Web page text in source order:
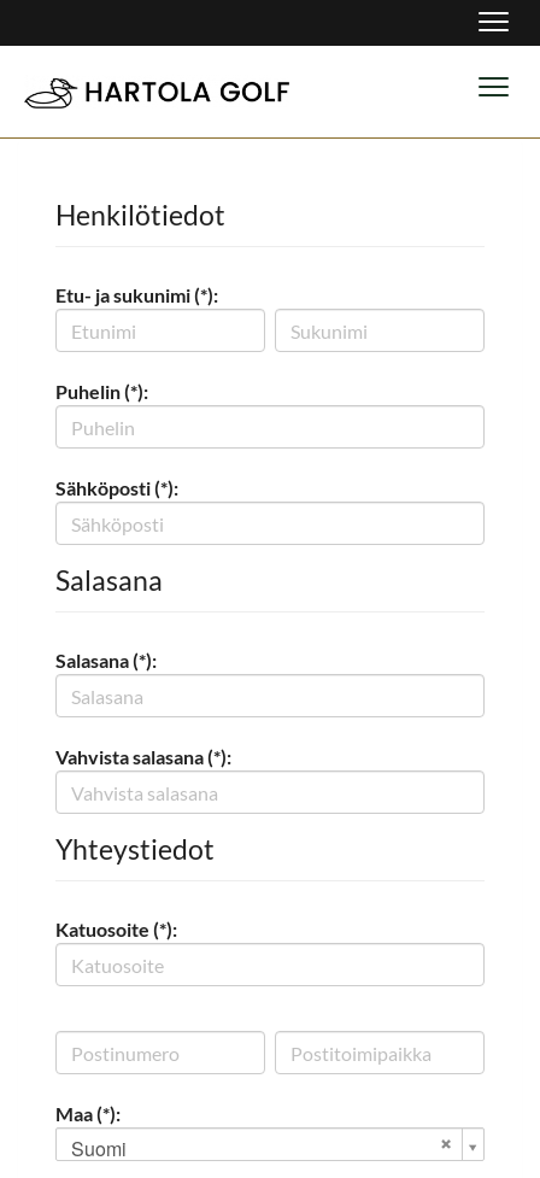
Henkilötiedot
Etu- ja sukunimi (*):
Puhelin (*):
Sähköposti (*):
Salasana
Salasana (*):
Vahvista salasana (*):
Yhteystiedot
Katuosoite (*):
Maa (*):
Suomi